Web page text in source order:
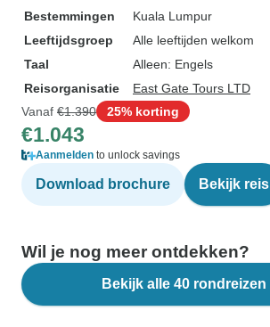
Bestemmingen
Kuala Lumpur
Leeftijdsgroep
Alle leeftijden welkom
Taal
Alleen: Engels
Reisorganisatie
East Gate Tours LTD
Vanaf €1.390 25% korting
€1.043
Aanmelden to unlock savings
Download brochure Bekijk reis
Wil je nog meer ontdekken?
Bekijk alle 40 rondreizen